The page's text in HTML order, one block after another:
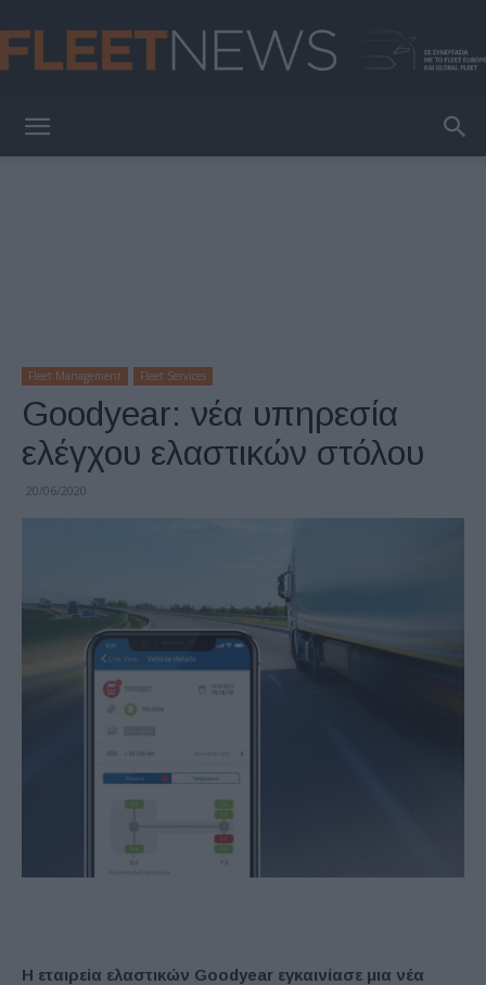
Fleet Management Fleet Services
Goodyear: νέα υπηρεσία
ελέγχου ελαστικών στόλου
20/06/2020
Η εταιρεία ελαστικών Goodyear εγκαινίασε μια νέα